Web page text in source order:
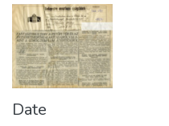
Date